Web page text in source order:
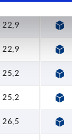
22,9
22,9
25,2
25,2
26,5